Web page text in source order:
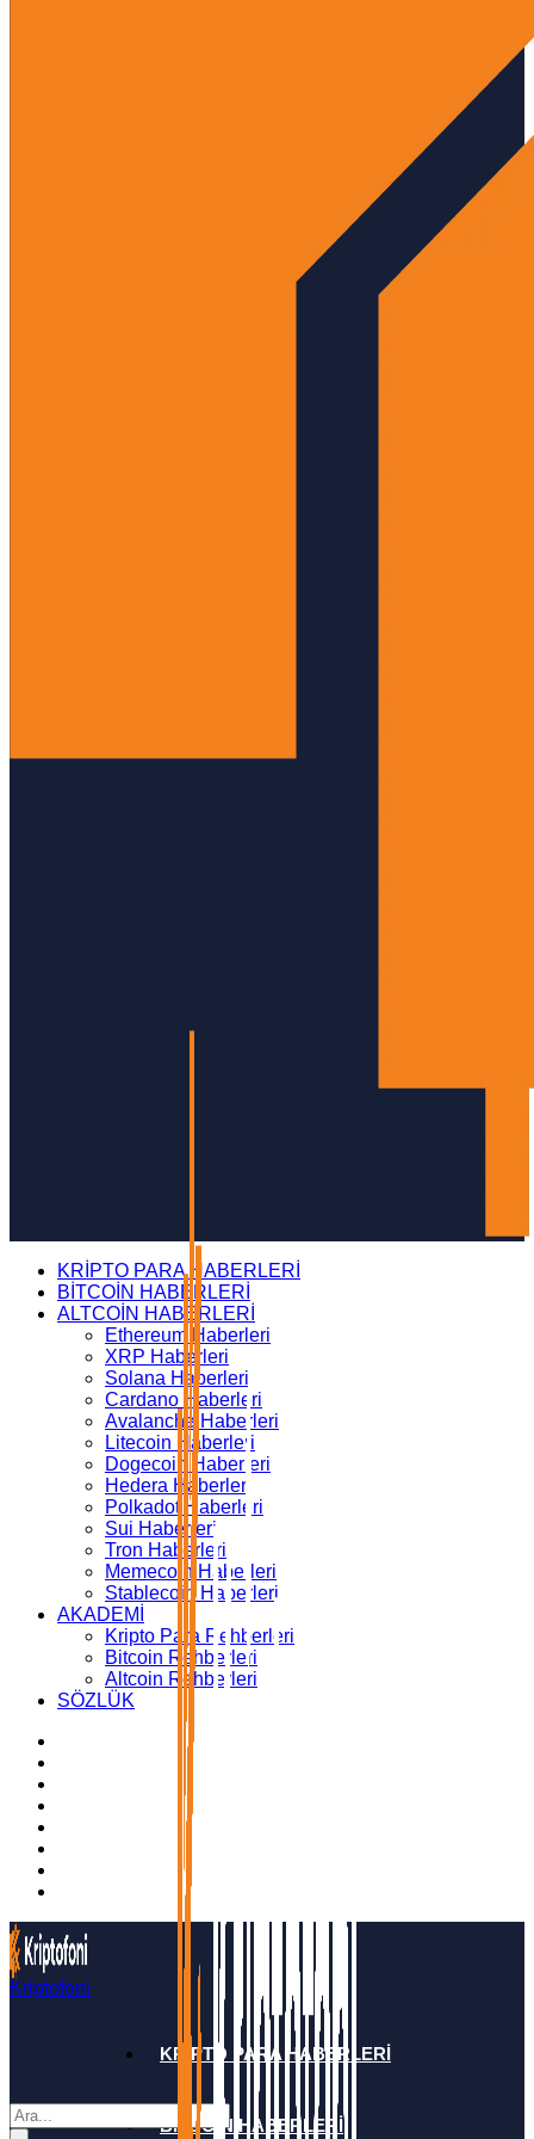
KRİPTO PARA HABERLERİ
BİTCOİN HABERLERİ
ALTCOİN HABERLERİ
Ethereum Haberleri
XRP Haberleri
Solana Haberleri
Cardano Haberleri
Avalanche Haberleri
Litecoin Haberleri
Dogecoin Haberleri
Hedera Haberleri
Polkadot Haberleri
Sui Haberleri
Tron Haberleri
Memecoin Haberleri
Stablecoin Haberleri
AKADEMİ
Kripto Para Rehberleri
Bitcoin Rehberleri
Altcoin Rehberleri
SÖZLÜK
Kriptofoni
KRİPTO PARA HABERLERİ
BİTCOİN HABERLERİ